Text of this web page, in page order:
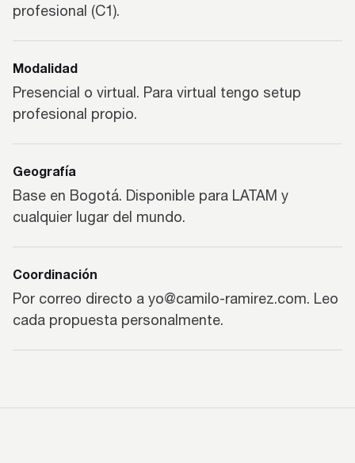
profesional (C1).
Modalidad
Presencial o virtual. Para virtual tengo setup
profesional propio.
Geografía
Base en Bogotá. Disponible para LATAM y
cualquier lugar del mundo.
Coordinación
Por correo directo a yo@camilo-ramirez.com. Leo
cada propuesta personalmente.